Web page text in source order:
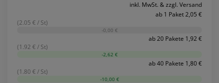
inkl. MwSt. & zzgl. Versand
ab 1 Paket 2,05 €
(2.05 € / St)
-0,00 €
ab 20 Pakete 1,92 €
(1.92 € / St)
-2,62 €
ab 40 Pakete 1,80 €
(1.80 € / St)
-10,00 €